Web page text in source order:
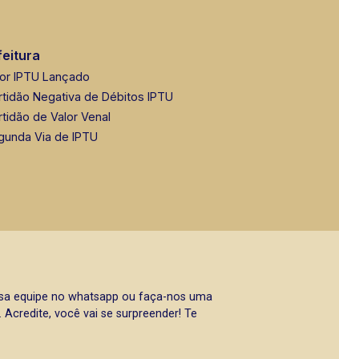
IPTU Lançado
Negativa de Débitos IPTU
de Valor Venal
Via de IPTU
equipe no whatsapp ou faça-nos uma
você vai se surpreender! Te